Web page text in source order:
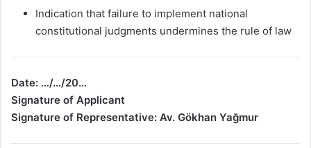
Indication that failure to implement national
constitutional judgments undermines the rule of law
Date: …/…/20…
Signature of Applicant
Signature of Representative: Av. Gökhan Yağmur